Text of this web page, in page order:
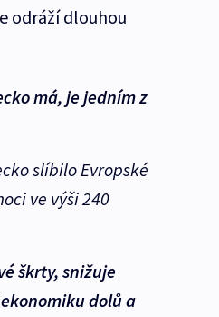
odráží dlouhou
má, je jedním z
slíbilo Evropské
ve výši 240
škrty, snižuje
dolů a